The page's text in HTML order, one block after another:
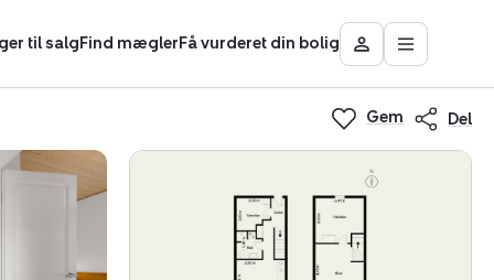
til salgFind mæglerFå vurderet din bolig
Besøg
Mit
Nybolig
Åbn
Gem Del